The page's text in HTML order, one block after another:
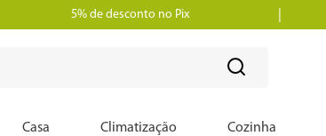
5% de desconto no Pix
Casa Climatização Cozinha